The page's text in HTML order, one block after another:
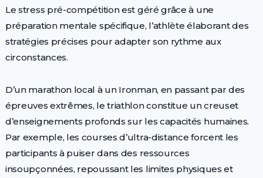
Le stress pré-compétition est géré grâce à une
préparation mentale spécifique, l’athlète élaborant des
stratégies précises pour adapter son rythme aux
circonstances.
D’un marathon local à un Ironman, en passant par des
épreuves extrêmes, le triathlon constitue un creuset
d’enseignements profonds sur les capacités humaines.
Par exemple, les courses d’ultra-distance forcent les
participants à puiser dans des ressources
insoupçonnées, repoussant les limites physiques et